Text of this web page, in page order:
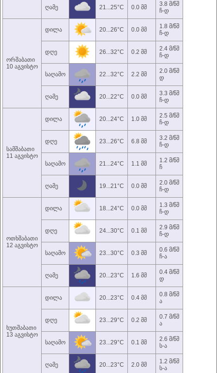
ღამე 21...25°C 0.0 მმ
3.8 მ/წმ
ჩ-დ
ორშაბათი
10 აგვისტო
დილა 20...26°C 0.0 მმ
1.8 მ/წმ
ჩ-დ
დღე 26...32°C 0.2 მმ
2.4 მ/წმ
ჩ-დ
საღამო 22...32°C 2.2 მმ
2.0 მ/წმ
დ
ღამე 20...22°C 0.0 მმ
3.3 მ/წმ
ჩ-დ
სამშაბათი
11 აგვისტო
დილა 20...24°C 1.0 მმ
2.5 მ/წმ
ჩ-დ
დღე 23...26°C 6.8 მმ
3.2 მ/წმ
ჩ-დ
საღამო 21...24°C 1.1 მმ
1.2 მ/წმ
ჩ
ღამე 19...21°C 0.0 მმ
2.0 მ/წმ
ჩ-დ
ოთხშაბათი
12 აგვისტო
დილა 18...24°C 0.0 მმ
1.3 მ/წმ
ჩ-დ
დღე 24...30°C 0.1 მმ
2.9 მ/წმ
ჩ-დ
საღამო 23...30°C 0.3 მმ
0.6 მ/წმ
ჩ-ა
ღამე 20...23°C 1.6 მმ
0.4 მ/წმ
დ
ხუთშაბათი
13 აგვისტო
დილა 20...23°C 0.4 მმ
0.8 მ/წმ
ა
დღე 23...29°C 0.2 მმ
0.7 მ/წმ
ა
საღამო 23...29°C 0.1 მმ
2.6 მ/წმ
ს-ა
ღამე 20...23°C 2.0 მმ
1.2 მ/წმ
ს-ა